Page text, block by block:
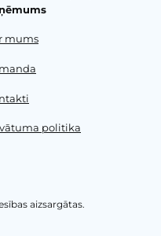
mums
politika
aizsargātas.